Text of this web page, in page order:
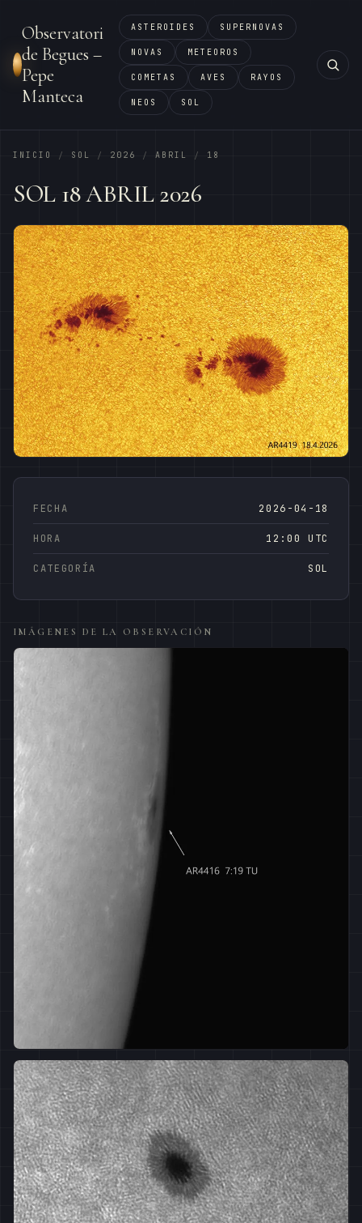
Observatori
de Begues –
Pepe
Manteca
ASTEROIDES SUPERNOVAS
NOVAS METEOROS
COMETAS AVES RAYOS
NEOS SOL
INICIO / SOL / 2026 / ABRIL / 18
SOL 18 ABRIL 2026
FECHA 2026-04-18
HORA 12:00 UTC
CATEGORÍA SOL
IMÁGENES DE LA OBSERVACIÓN